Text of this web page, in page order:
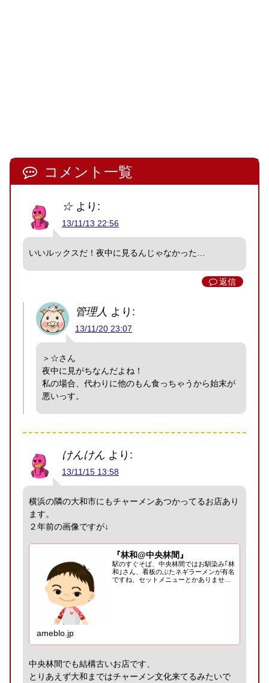
コメント一覧
☆ より:
13/11/13 22:56
いいルックスだ！夜中に見るんじゃなかった…
返信
管理人 より:
13/11/20 23:07
＞☆さん
夜中に見がちなんだよね！
私の場合、代わりに他のもん食っちゃうから始末が
悪いっす。
けんけん より:
13/11/15 13:58
横浜の隣の大和市にもチャーメンあつかってるお店あり
ます。
２年前の画像ですが↓
『林和@中央林間』
駅のすぐそば、中央林間ではお馴染み｢林
和｣さん、看板のぶたネギラーメンが有名
ですね、セットメニューとかありませ
ameblo.jp
中央林間でも結構古いお店です、
とりあえず大和まではチャーメン文化来てるみたいで